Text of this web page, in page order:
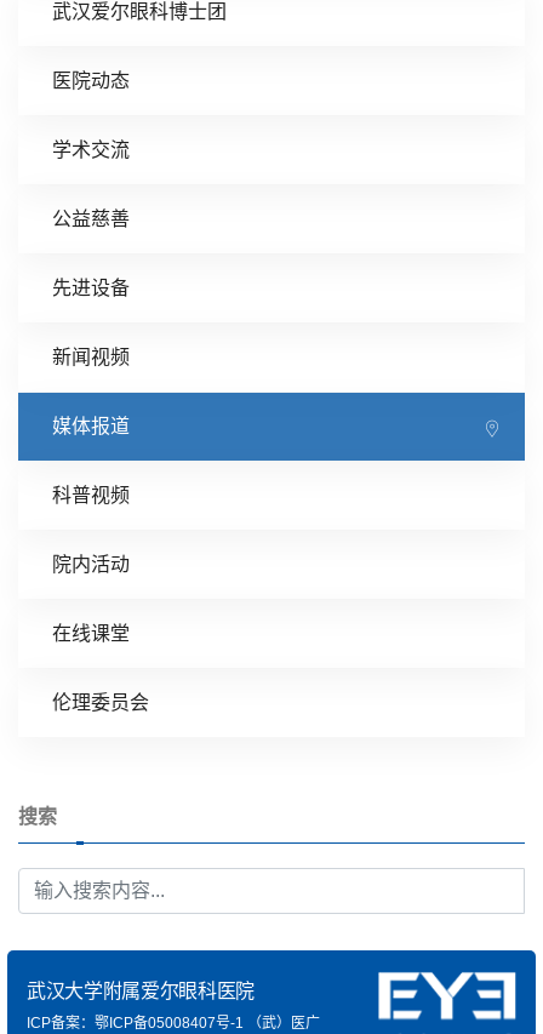
武汉爱尔眼科博士团
医院动态
学术交流
公益慈善
先进设备
新闻视频
媒体报道
科普视频
院内活动
在线课堂
伦理委员会
搜索
武汉大学附属爱尔眼科医院
ICP备案：鄂ICP备05008407号-1 （武）医广